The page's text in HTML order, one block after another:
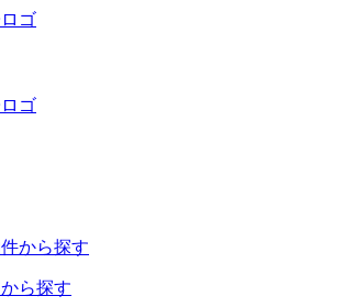
から探す
ら探す